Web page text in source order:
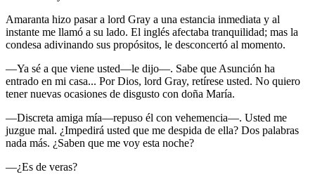
Amaranta hizo pasar a lord Gray a una estancia inmediata y al
instante me llamó a su lado. El inglés afectaba tranquilidad; mas la
condesa adivinando sus propósitos, le desconcertó al momento.
—Ya sé a que viene usted—le dijo—. Sabe que Asunción ha
entrado en mi casa... Por Dios, lord Gray, retírese usted. No quiero
tener nuevas ocasiones de disgusto con doña María.
—Discreta amiga mía—repuso él con vehemencia—. Usted me
juzgue mal. ¿Impedirá usted que me despida de ella? Dos palabras
nada más. ¿Saben que me voy esta noche?
—¿Es de veras?